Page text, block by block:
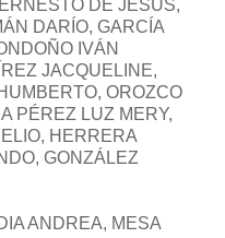
DE JESÚS,
DARÍO, GARCÍA
IVÁN
JACQUELINE,
OROZCO
PÉREZ LUZ MERY,
HERRERA
GONZÁLEZ
ANDREA, MESA